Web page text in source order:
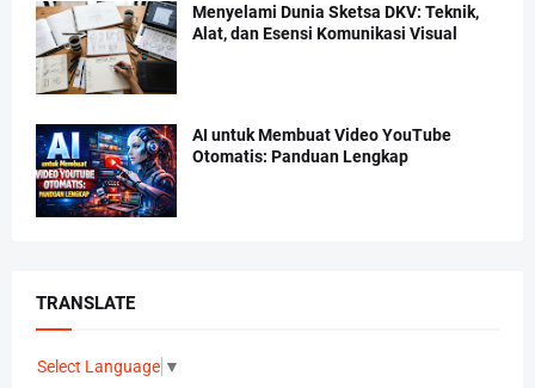
Menyelami Dunia Sketsa DKV: Teknik,
Alat, dan Esensi Komunikasi Visual
AI untuk Membuat Video YouTube
Otomatis: Panduan Lengkap
TRANSLATE
Select Language ▼